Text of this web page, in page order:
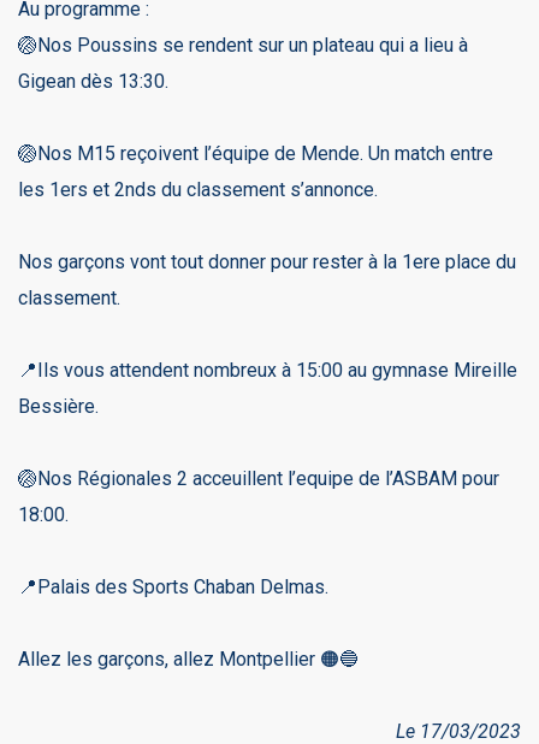
Au programme :
🏐Nos Poussins se rendent sur un plateau qui a lieu à
Gigean dès 13:30.
🏐Nos M15 reçoivent l’équipe de Mende. Un match entre
les 1ers et 2nds du classement s’annonce.
Nos garçons vont tout donner pour rester à la 1ere place du
classement.
📍Ils vous attendent nombreux à 15:00 au gymnase Mireille
Bessière.
🏐Nos Régionales 2 acceuillent l’equipe de l’ASBAM pour
18:00.
📍Palais des Sports Chaban Delmas.
Allez les garçons, allez Montpellier 🟠🔵
Le 17/03/2023